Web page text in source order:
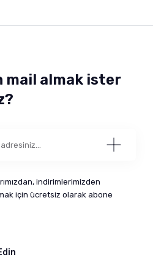
mail almak ister
indirimlerimizden
için ücretsiz olarak abone